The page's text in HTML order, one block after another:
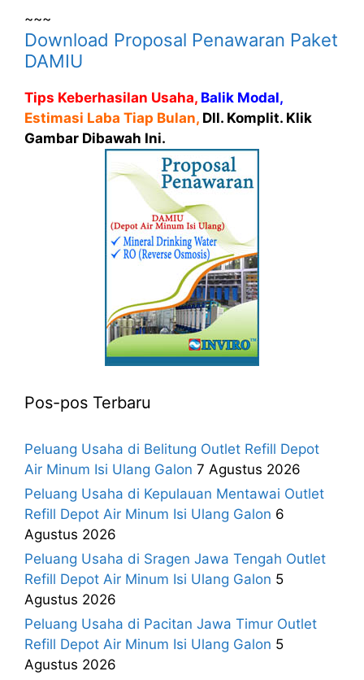
~~~
Download Proposal Penawaran Paket
DAMIU
Tips Keberhasilan Usaha, Balik Modal,
Estimasi Laba Tiap Bulan, Dll. Komplit. Klik
Gambar Dibawah Ini.
Pos-pos Terbaru
Peluang Usaha di Belitung Outlet Refill Depot
Air Minum Isi Ulang Galon 7 Agustus 2026
Peluang Usaha di Kepulauan Mentawai Outlet
Refill Depot Air Minum Isi Ulang Galon 6
Agustus 2026
Peluang Usaha di Sragen Jawa Tengah Outlet
Refill Depot Air Minum Isi Ulang Galon 5
Agustus 2026
Peluang Usaha di Pacitan Jawa Timur Outlet
Refill Depot Air Minum Isi Ulang Galon 5
Agustus 2026